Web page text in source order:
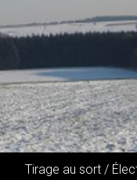
Tirage au sort /